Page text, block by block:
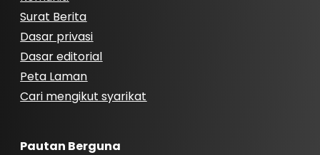
Surat Berita
Dasar privasi
Dasar editorial
Peta Laman
Cari mengikut syarikat
Pautan Berguna